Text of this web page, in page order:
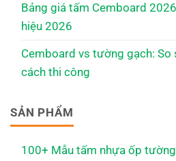
Bảng giá tấm Cemboard
hiệu 2026
Cemboard vs tường gạch: So
cách thi công
SẢN PHẨM
100+ Mẫu tấm nhựa ốp